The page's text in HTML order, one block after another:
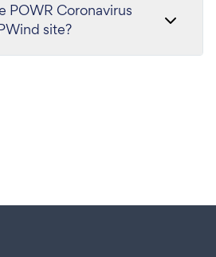
POWR Coronavirus
site?